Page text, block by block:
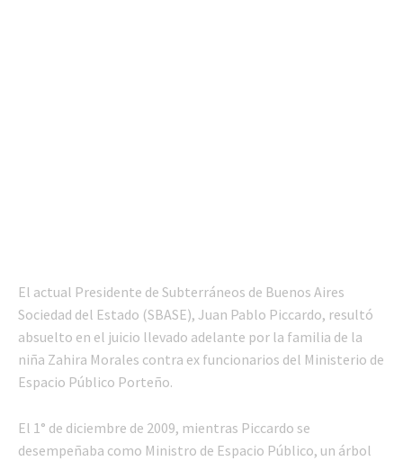
El actual Presidente de Subterráneos de Buenos Aires
Sociedad del Estado (SBASE), Juan Pablo Piccardo, resultó
absuelto en el juicio llevado adelante por la familia de la
niña Zahira Morales contra ex funcionarios del Ministerio de
Espacio Público Porteño.
El 1° de diciembre de 2009, mientras Piccardo se
desempeñaba como Ministro de Espacio Público, un árbol